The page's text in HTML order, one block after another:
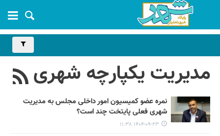
مدیریت یکپارچه شهری
نمره عضو کمیسیون امور داخلی مجلس به مدیریت
شهری فعلی پایتخت چند است؟
۱۴۰۴-۰۹-۲۳ ۱۱:۳۸